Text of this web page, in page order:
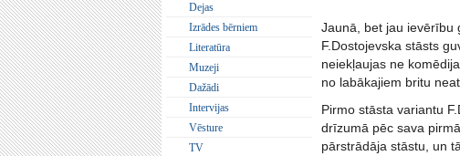
Dejas
Izrādes bērniem
Literatūra
Muzeji
Dažādi
Intervijas
Vēsture
TV
Jaunā, bet jau ievērību
F.Dostojevska stāsts
neiekļaujas ne
no labākajiem britu
Pirmo stāsta variantu
drīzumā pēc sava
pārstrādāja stāstu, un